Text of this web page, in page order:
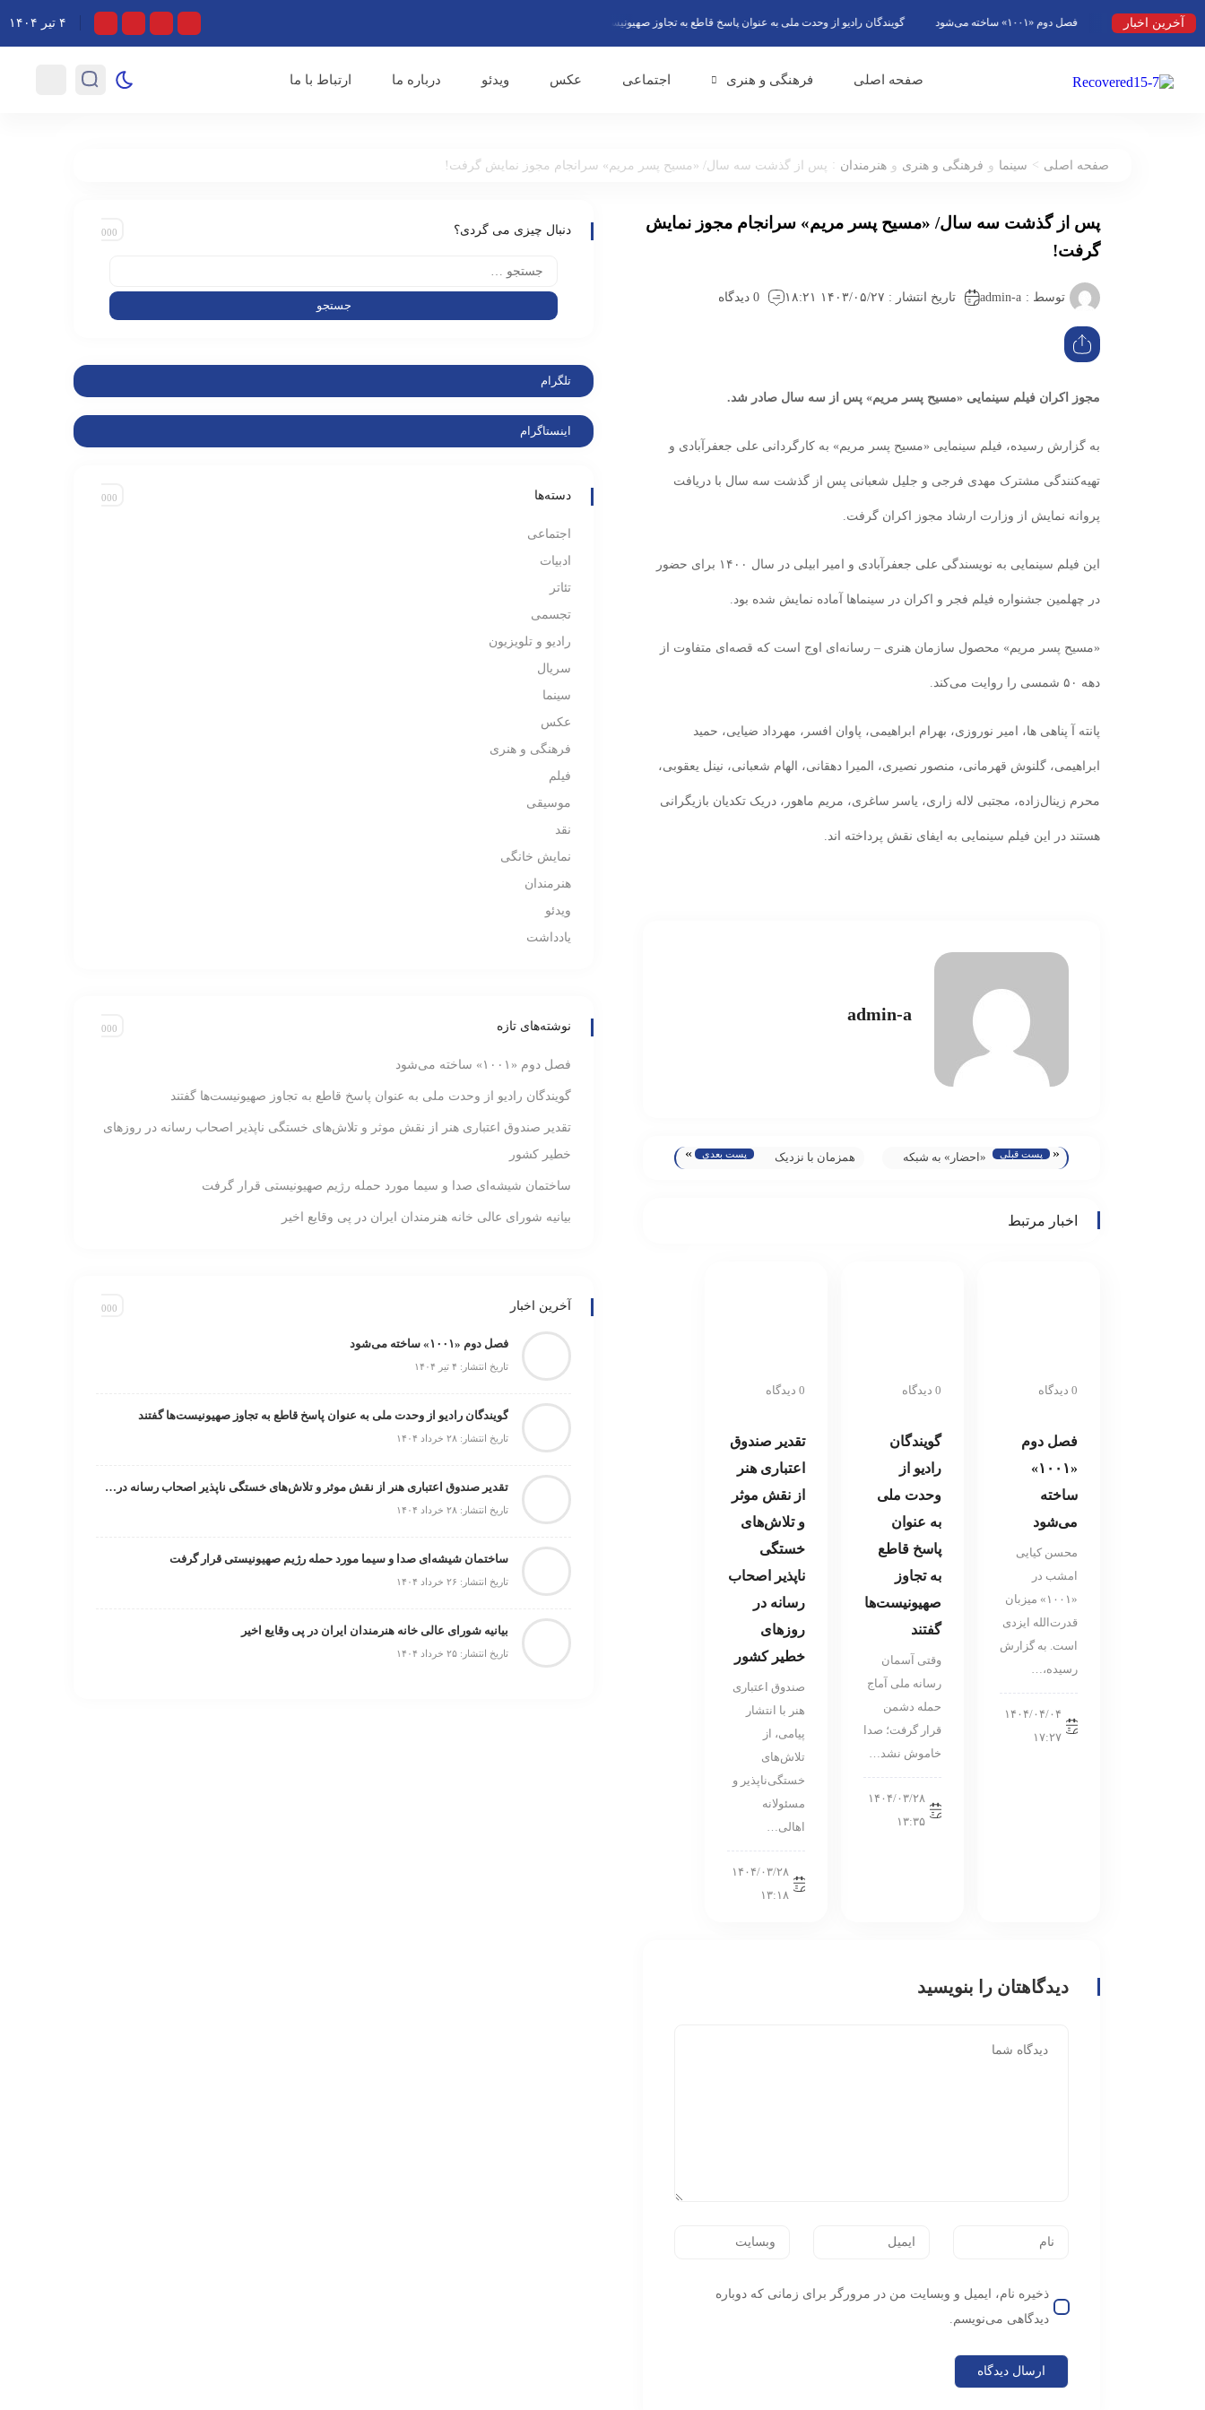
آخرین اخبار فصل دوم «۱۰۰۱» ساخته می‌شود گویندگان رادیو از وحدت ملی به عنوان پاسخ قاطع به تجاوز صهیونیست‌ها گفتند ۴ تیر ۱۴۰۴
صفحه اصلی فرهنگی و هنری اجتماعی عکس ویدئو درباره ما ارتباط با ما
صفحه اصلی > سینما و فرهنگی و هنری و هنرمندان : پس از گذشت سه سال/ «مسیح پسر مریم» سرانجام مجوز نمایش گرفت!
پس از گذشت سه سال/ «مسیح پسر مریم» سرانجام مجوز نمایش
گرفت!
توسط : admin-a تاریخ انتشار : ۱۴۰۳/۰۵/۲۷ ۱۸:۲۱ 0 دیدگاه
مجوز اکران فیلم سینمایی «مسیح پسر مریم» پس از سه سال صادر شد.
به گزارش رسیده، فیلم سینمایی «مسیح پسر مریم» به کارگردانی علی جعفرآبادی و
تهیه‌کنندگی مشترک مهدی فرجی و جلیل شعبانی پس از گذشت سه سال با دریافت
پروانه نمایش از وزارت ارشاد مجوز اکران گرفت.
این فیلم سینمایی به نویسندگی علی جعفرآبادی و امیر ابیلی در سال ۱۴۰۰ برای حضور
در چهلمین جشنواره فیلم فجر و اکران در سینماها آماده نمایش شده بود.
«مسیح پسر مریم» محصول سازمان هنری – رسانه‌ای اوج است که قصه‌ای متفاوت از
دهه ۵۰ شمسی را روایت می‌کند.
پانته آ پناهی ها، امیر نوروزی، بهرام ابراهیمی، پاوان افسر، مهرداد ضیایی، حمید
ابراهیمی، گلنوش قهرمانی، منصور نصیری، المیرا دهقانی، الهام شعبانی، نینل یعقوبی،
محرم زینال‌زاده، مجتبی لاله زاری، یاسر ساغری، مریم ماهور، دریک تکدیان بازیگرانی
هستند در این فیلم سینمایی به ایفای نقش پرداخته اند.
admin-a
« پست قبلی
«احضار» به شبکه
همزمان با نزدیک
پست بعدی »
اخبار مرتبط
0 دیدگاه
فصل دوم
«۱۰۰۱»
ساخته
می‌شود
محسن کیایی
امشب در
«۱۰۰۱» میزبان
قدرت‌الله ایزدی
است. به گزارش
رسیده،…
۱۴۰۴/۰۴/۰۴
۱۷:۲۷
0 دیدگاه
گویندگان
رادیو از
وحدت ملی
به عنوان
پاسخ قاطع
به تجاوز
صهیونیست‌ها
گفتند
وقتی آسمان
رسانه ملی آماج
حمله دشمن
قرار گرفت؛ صدا
خاموش نشد…
۱۴۰۴/۰۳/۲۸
۱۳:۳۵
0 دیدگاه
تقدیر صندوق
اعتباری هنر
از نقش موثر
و تلاش‌های
خستگی
ناپذیر اصحاب
رسانه در
روزهای
خطیر کشور
صندوق اعتباری
هنر با انتشار
پيامی، از
تلاش‌های
خستگی‌ناپذير و
مسئولانه
اهالی…
۱۴۰۴/۰۳/۲۸
۱۳:۱۸
دیدگاهتان را بنویسید
ذخیره نام، ایمیل و وبسایت من در مرورگر برای زمانی که دوباره
دیدگاهی می‌نویسم.
دنبال چیزی می گردی؟
تلگرام
اینستاگرام
دسته‌ها
اجتماعی
ادبیات
تئاتر
تجسمی
رادیو و تلویزیون
سریال
سینما
عکس
فرهنگی و هنری
فیلم
موسیقی
نقد
نمایش خانگی
هنرمندان
ویدئو
یادداشت
نوشته‌های تازه
فصل دوم «۱۰۰۱» ساخته می‌شود
گویندگان رادیو از وحدت ملی به عنوان پاسخ قاطع به تجاوز صهیونیست‌ها گفتند
تقدیر صندوق اعتباری هنر از نقش موثر و تلاش‌های خستگی ناپذیر اصحاب رسانه در روزهای
خطیر کشور
ساختمان شیشه‌ای صدا و سیما مورد حمله رژیم صهیونیستی قرار گرفت
بیانیه شورای عالی خانه هنرمندان ایران در پی وقایع اخیر
آخرین اخبار
فصل دوم «۱۰۰۱» ساخته می‌شود
تاریخ انتشار: ۴ تیر ۱۴۰۴
گویندگان رادیو از وحدت ملی به عنوان پاسخ قاطع به تجاوز صهیونیست‌ها گفتند
تاریخ انتشار: ۲۸ خرداد ۱۴۰۴
تقدیر صندوق اعتباری هنر از نقش موثر و تلاش‌های خستگی ناپذیر اصحاب رسانه در روزهای خطیر کشور
تاریخ انتشار: ۲۸ خرداد ۱۴۰۴
ساختمان شیشه‌ای صدا و سیما مورد حمله رژیم صهیونیستی قرار گرفت
تاریخ انتشار: ۲۶ خرداد ۱۴۰۴
بیانیه شورای عالی خانه هنرمندان ایران در پی وقایع اخیر
تاریخ انتشار: ۲۵ خرداد ۱۴۰۴